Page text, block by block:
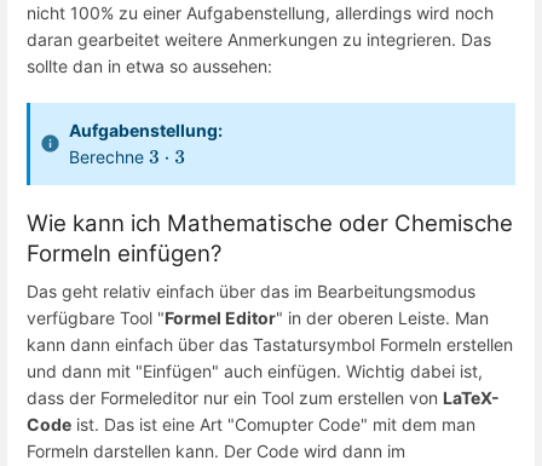
nicht 100% zu einer Aufgabenstellung, allerdings wird noch
daran gearbeitet weitere Anmerkungen zu integrieren. Das
sollte dan in etwa so aussehen:
Aufgabenstellung:
Berechne 3 3
Wie kann ich Mathematische oder Chemische
Formeln einfügen?
Das geht relativ einfach über das im Bearbeitungsmodus
verfügbare Tool "Formel Editor" in der oberen Leiste. Man
kann dann einfach über das Tastatursymbol Formeln erstellen
und dann mit "Einfügen" auch einfügen. Wichtig dabei ist,
dass der Formeleditor nur ein Tool zum erstellen von LaTeX-
Code ist. Das ist eine Art "Comupter Code" mit dem man
Formeln darstellen kann. Der Code wird dann im